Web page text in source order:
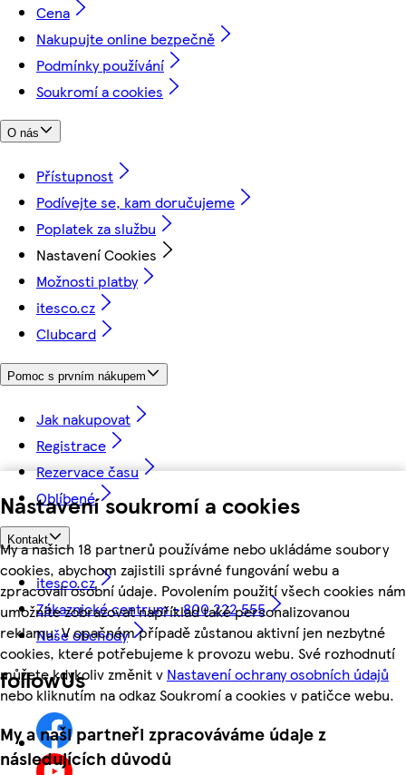
Nastavení soukromí a cookies
My a našich 18 partnerů používáme nebo ukládáme soubory
cookies, abychom zajistili správné fungování webu a
zpracovali osobní údaje. Povolením použití všech cookies nám
umožníte zobrazovat například také personalizovanou
reklamu. V opačném případě zůstanou aktivní jen nezbytné
cookies, které potřebujeme k provozu webu. Své rozhodnutí
můžete kdykoliv změnit v Nastavení ochrany osobních údajů
nebo kliknutím na odkaz Soukromí a cookies v patičce webu.
My a naši partneři zpracováváme údaje z
následujících důvodů
Cena
Nakupujte online bezpečně
Podmínky používání
Soukromí a cookies
O nás
Přístupnost
Podívejte se, kam doručujeme
Poplatek za službu
Nastavení Cookies
Možnosti platby
itesco.cz
Clubcard
Pomoc s prvním nákupem
Jak nakupovat
Registrace
Rezervace času
Oblíbené
Kontakt
itesco.cz
Zákaznické centrum - 800 222 555
Naše obchody
followUs